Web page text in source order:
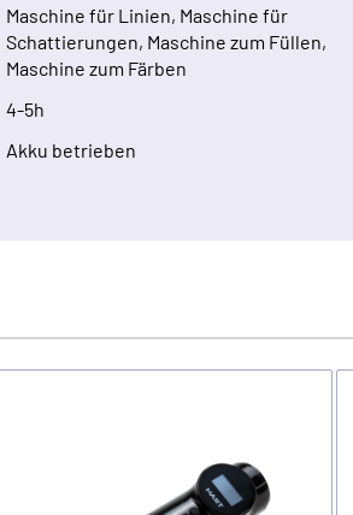
Maschine für Linien, Maschine für
Schattierungen, Maschine zum Füllen,
Maschine zum Färben
4-5h
Akku betrieben